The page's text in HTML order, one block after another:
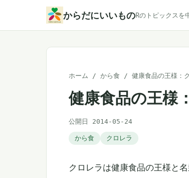
からだにいいものRのトピックスを
ホーム / から食 / 健康食品の王様：
健康食品の王様
公開日 2014-05-24
から食 クロレラ
クロレラは健康食品の王様と